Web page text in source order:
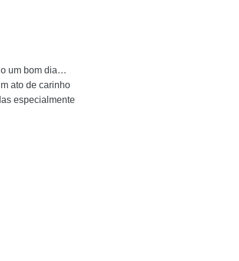
um bom dia…
ato de carinho
especialmente